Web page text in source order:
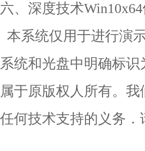
六、深度技术
本系统仅用于进行演
系统和光盘中明确标
属于原版权人所有。
任何技术支持的义务